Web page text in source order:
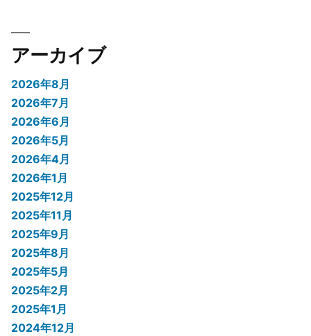
アーカイブ
2026年8月
2026年7月
2026年6月
2026年5月
2026年4月
2026年1月
2025年12月
2025年11月
2025年9月
2025年8月
2025年5月
2025年2月
2025年1月
2024年12月